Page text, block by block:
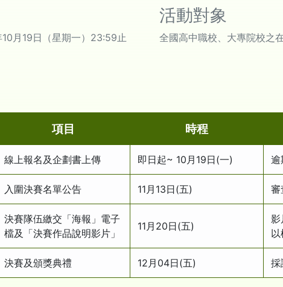
月19日（星期一）23:59止
活動對象
全國高中職校、大專院校之
項目 時程
線上報名及企劃書上傳 即日起~ 10月19日(一) 逾
入圍決賽名單公告 11月13日(五) 審
決賽隊伍繳交「海報」電子
檔及「決賽作品說明影片」
11月20日(五)
影
決賽及頒獎典禮 12月04日(五) 採